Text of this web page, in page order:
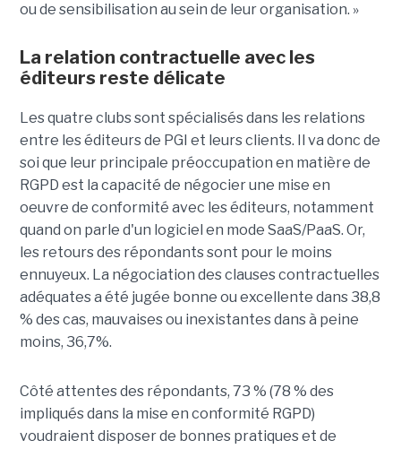
ou de sensibilisation au sein de leur organisation. »
La relation contractuelle avec les
éditeurs reste délicate
Les quatre clubs sont spécialisés dans les relations
entre les éditeurs de PGI et leurs clients. Il va donc de
soi que leur principale préoccupation en matière de
RGPD est la capacité de négocier une mise en
oeuvre de conformité avec les éditeurs, notamment
quand on parle d'un logiciel en mode SaaS/PaaS. Or,
les retours des répondants sont pour le moins
ennuyeux. La négociation des clauses contractuelles
adéquates a été jugée bonne ou excellente dans 38,8
% des cas, mauvaises ou inexistantes dans à peine
moins, 36,7%.
Côté attentes des répondants, 73 % (78 % des
impliqués dans la mise en conformité RGPD)
voudraient disposer de bonnes pratiques et de